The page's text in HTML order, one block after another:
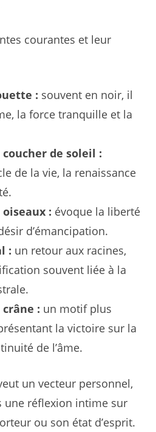
courantes et leur
: souvent en noir, il
la force tranquille et la
de soleil :
de la vie, la renaissance
: évoque la liberté
d’émancipation.
: un retour aux racines,
souvent liée à la
: un motif plus
la victoire sur la
de l’âme.
un vecteur personnel,
une réflexion intime sur
ou son état d’esprit.